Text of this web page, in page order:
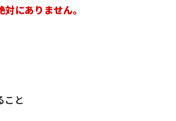
対にありません。
こと